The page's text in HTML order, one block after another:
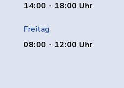
14:00 - 18:00 Uhr
Freitag
08:00 - 12:00 Uhr